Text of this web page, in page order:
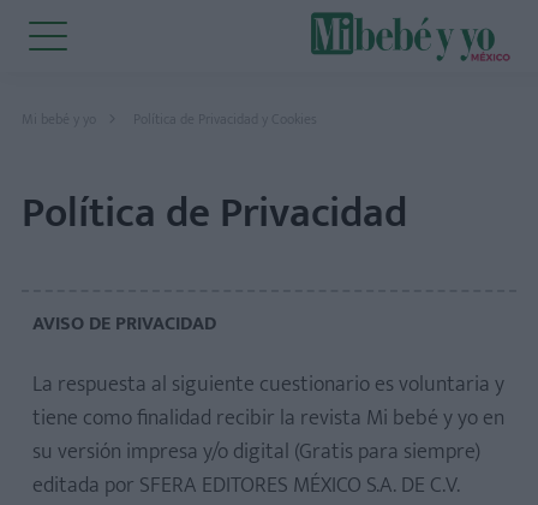
Mi bebé y yo Política de Privacidad y Cookies
Política de Privacidad
AVISO DE PRIVACIDAD
La respuesta al siguiente cuestionario es voluntaria y
tiene como finalidad recibir la revista Mi bebé y yo en
su versión impresa y/o digital (Gratis para siempre)
editada por SFERA EDITORES MÉXICO S.A. DE C.V.